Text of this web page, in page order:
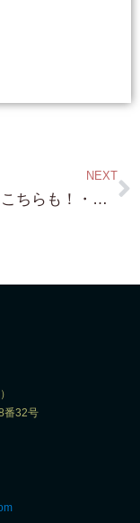
NEXT
そして こちらも！・・蓬莱・琵琶湖一望できる 小ぶり物件 SOLD !!! です M 社長 今回は ありがとうございました！ 早速 軽トラ（笑）まで 手配・・これからも、よろしくお願いいたします！
）
番32号